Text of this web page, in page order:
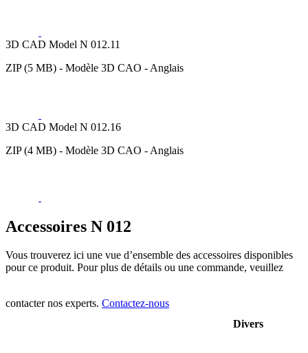
3D CAD Model N 012.11
ZIP (5 MB) - Modèle 3D CAO - Anglais
3D CAD Model N 012.16
ZIP (4 MB) - Modèle 3D CAO - Anglais
Accessoires N 012
Vous trouverez ici une vue d’ensemble des accessoires disponibles
pour ce produit. Pour plus de détails ou une commande, veuillez
contacter nos experts. Contactez-nous
Divers